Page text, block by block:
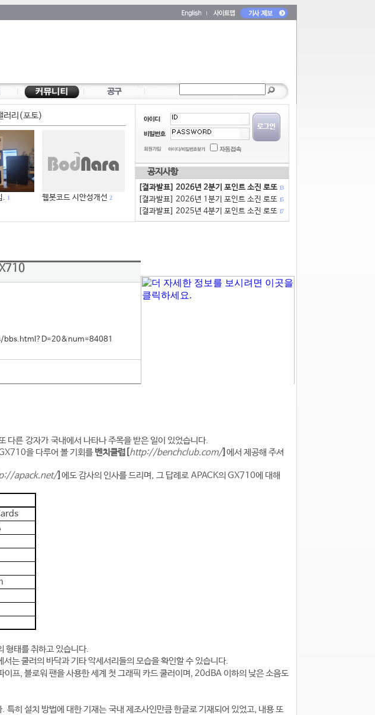
러리(포토)
. 1 웹봇코드 시안성개선 2
공지사항
[결과발표] 2026년 2분기 포인트 소진 로또 13
[결과발표] 2026년 1분기 포인트 소진 로또 15
[결과발표] 2025년 4분기 포인트 소진 로또 17
다른 강자가 국내에서 나타나 주목을 받은 일이 있었습니다.
을 다루어 볼 기회를벤치클럽 http://benchclub.com/] 에서 제공해 주셔
apack.net/] 에도 감사의 인사를 드리며, 그 답례로 APACK의 GX710에 대해
형태를 취하고 있습니다.
는 쿨러의 바닥과 기타 악세서리들의 모습을 확인할 수 있습니다.
프, 블로워 팬을 사용한 세계 첫 그래픽 카드 쿨러이며, 20dBA 이하의 낮은 소음도
히 설치 방법에 대한 기재는 국내 제조사인만큼 한글로 기재되어 있었고, 내용 또